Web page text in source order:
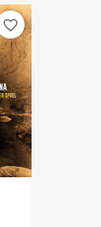
favorite_border